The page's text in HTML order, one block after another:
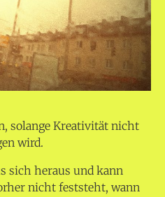
solange Kreativität nicht
wird.
sich heraus und kann
nicht feststeht, wann